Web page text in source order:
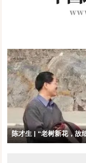
陈才生 | “老树新花，